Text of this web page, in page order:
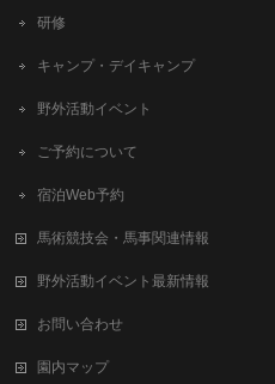
研修
キャンプ・デイキャンプ
野外活動イベント
ご予約について
宿泊Web予約
馬術競技会・馬事関連情報
野外活動イベント最新情報
お問い合わせ
園内マップ